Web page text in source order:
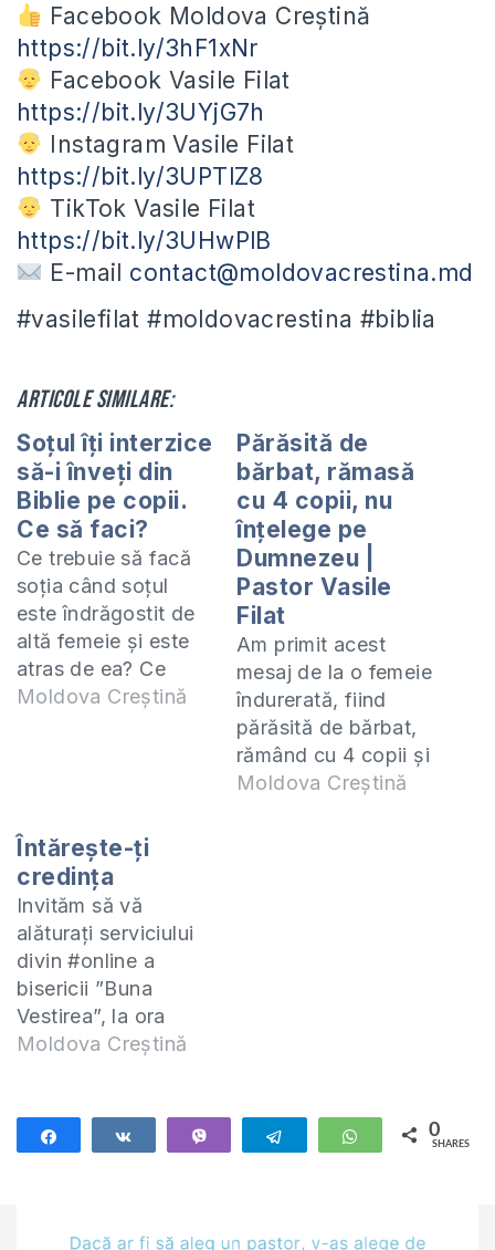
Facebook Moldova Creștină
https://bit.ly/3hF1xNr
Facebook Vasile Filat
https://bit.ly/3UYjG7h
Instagram Vasile Filat
https://bit.ly/3UPTlZ8
TikTok Vasile Filat
https://bit.ly/3UHwPlB
E-mail contact@moldovacrestina.md
#vasilefilat #moldovacrestina #biblia
Articole similare:
Soțul îți interzice
să-i înveți din
Biblie pe copii.
Ce să faci?
Ce trebuie să facă
soția când soțul
este îndrăgostit de
altă femeie și este
atras de ea? Ce
învață Biblia pe o
procedeze ea cu
soțul îndrăgostit de
altă femeie? Pentru
zilele de 4-6
septembrie, 2020 vă
invit la…
Moldova Creștină
Părăsită de
bărbat, rămasă
cu 4 copii, nu
înțelege pe
Dumnezeu |
Pastor Vasile
Filat
Am primit acest
mesaj de la o femeie
îndurerată, fiind
părăsită de bărbat,
rămând cu 4 copii și
nu înțelege pe
Moldova Creștină
Întărește-ți
credința
Invităm să vă
alăturați serviciului
divin #online a
bisericii ”Buna
Vestirea”, la ora
14:00, unde vom
întărim credința. Vă
invităm să luați parte
contul dat:
Moldova Creștină
Telegram WhatsApp
0
SHARES